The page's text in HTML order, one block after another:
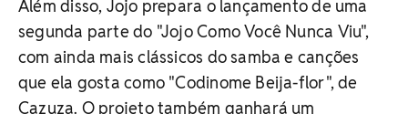
Além disso, Jojo prepara o lançamento de uma
segunda parte do "Jojo Como Você Nunca Viu",
com ainda mais clássicos do samba e canções
que ela gosta como "Codinome Beija-flor", de
Cazuza. O projeto também ganhará um